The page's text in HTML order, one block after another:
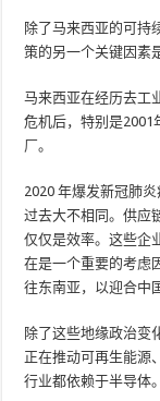
除了马来西亚的可持
策的另一个关键因素
马来西亚在经历去工
危机后，特别是2001
厂。
2020 年爆发新冠肺
过去大不相同。供应
仅仅是效率。这些企
在是一个重要的考虑
往东南亚，以迎合中
除了这些地缘政治变
正在推动可再生能源
行业都依赖于半导体。